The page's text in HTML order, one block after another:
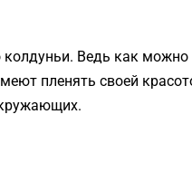
Ведь как
пленять своей